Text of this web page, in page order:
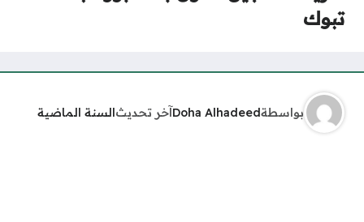
تبوك
بواسطةDoha Alhadeedآخر تحديثالسنة الماضية